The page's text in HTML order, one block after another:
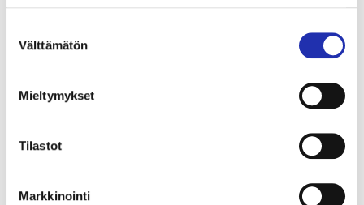
valinta
Välttämätön
Mieltymykset
Tilastot
Markkinointi